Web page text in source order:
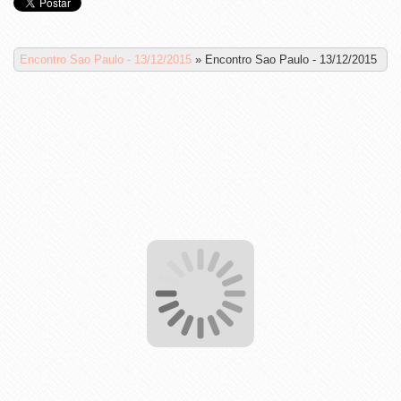
Encontro Sao Paulo - 13/12/2015 » Encontro Sao Paulo - 13/12/2015